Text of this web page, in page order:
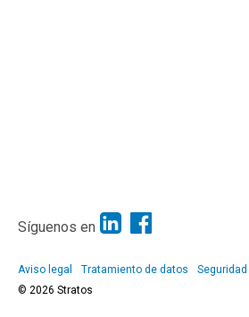
Síguenos en
Aviso legal Tratamiento de datos Seguridad
© 2026 Stratos